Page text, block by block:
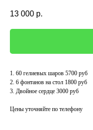
13 000 р.
1. 60 гелиевых шаров 5700 руб
2. 6 фонтанов на стол 1800 руб
3. Двойное сердце 3000 руб
Цены уточняйте по телефону